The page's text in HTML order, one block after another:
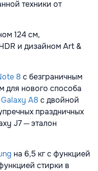
техники от
124 см,
и дизайном Art &
8 с безграничным
для нового способа
A8 с двойной
праздничных
J7 ─ эталон
на 6,5 кг с функцией
стирки в